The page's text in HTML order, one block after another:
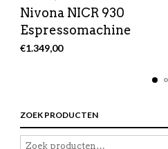
Nivona NICR 930
Espressomachine
€1.349,00
ZOEK PRODUCTEN